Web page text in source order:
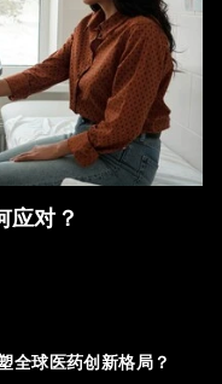
应对？
全球医药创新格局？